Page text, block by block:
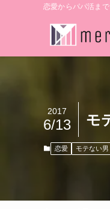
恋愛からパパ活ま
モ
2017
6/13
恋愛 モテない男